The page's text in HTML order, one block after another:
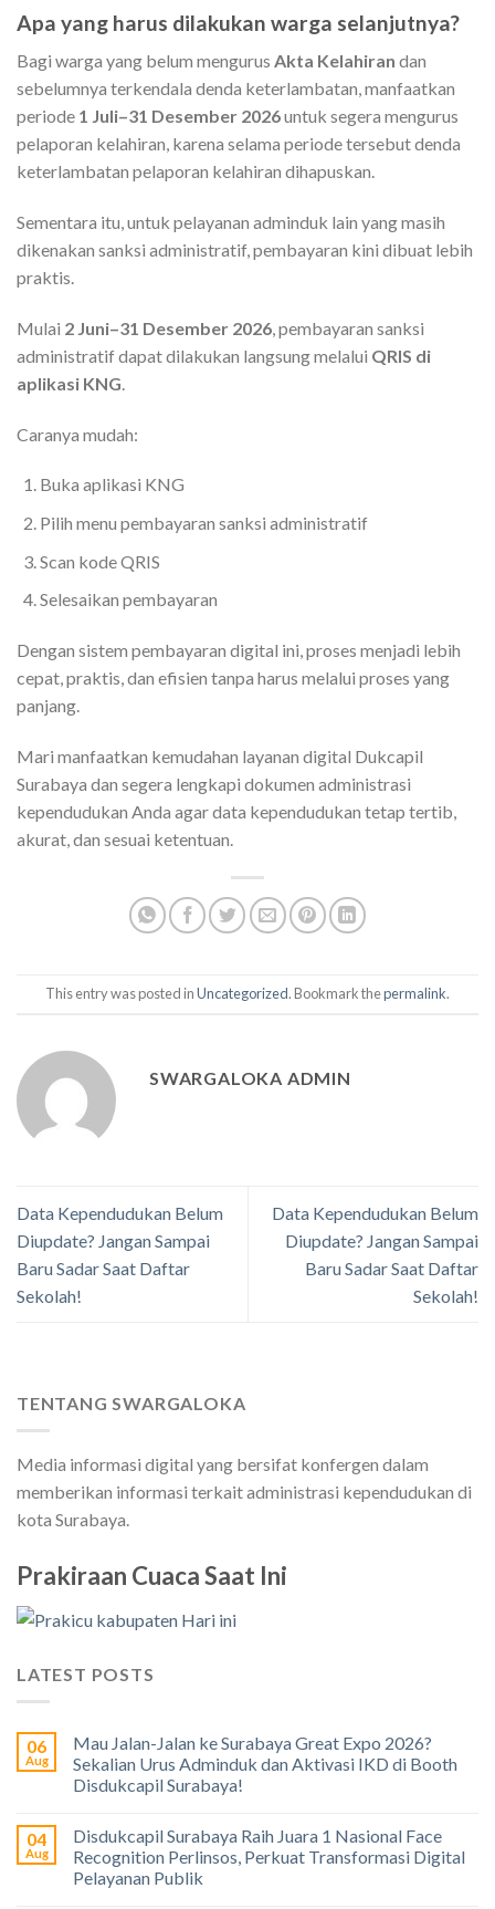
Apa yang harus dilakukan warga selanjutnya?
Bagi warga yang belum mengurus Akta Kelahiran dan
sebelumnya terkendala denda keterlambatan, manfaatkan
periode 1 Juli–31 Desember 2026untuk segera mengurus
pelaporan kelahiran, karena selama periode tersebut denda
keterlambatan pelaporan kelahiran dihapuskan.
Sementara itu, untuk pelayanan adminduk lain yang masih
dikenakan sanksi administratif, pembayaran kini dibuat lebih
praktis.
Mulai 2 Juni–31 Desember 2026, pembayaran sanksi
administratif dapat dilakukan langsung melalui QRIS di
aplikasi KNG.
Caranya mudah:
Buka aplikasi KNG
Pilih menu pembayaran sanksi administratif
Scan kode QRIS
Selesaikan pembayaran
Dengan sistem pembayaran digital ini, proses menjadi lebih
cepat, praktis, dan efisien tanpa harus melalui proses yang
panjang.
Mari manfaatkan kemudahan layanan digital Dukcapil
Surabaya dan segera lengkapi dokumen administrasi
kependudukan Anda agar data kependudukan tetap tertib,
akurat, dan sesuai ketentuan.
This entry was posted inUncategorized. Bookmark thepermalink.
SWARGALOKA ADMIN
Data Kependudukan Belum
Diupdate? Jangan Sampai
Baru Sadar Saat Daftar
Sekolah!
Data Kependudukan Belum
Diupdate? Jangan Sampai
Baru Sadar Saat Daftar
Sekolah!
TENTANG SWARGALOKA
Media informasi digital yang bersifat konfergen dalam
memberikan informasi terkait administrasi kependudukan di
kota Surabaya.
Prakiraan Cuaca Saat Ini
LATEST POSTS
06
Aug
Mau Jalan-Jalan ke Surabaya Great Expo 2026?
Sekalian Urus Adminduk dan Aktivasi IKD di Booth
Disdukcapil Surabaya!
04
Aug
Disdukcapil Surabaya Raih Juara 1 Nasional Face
Recognition Perlinsos, Perkuat Transformasi Digital
Pelayanan Publik